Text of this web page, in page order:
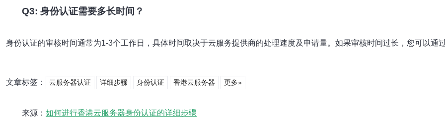
Q3: 身份认证需要多长时间？
身份认证的审核时间通常为1-3个工作日，具体时间取决于云服务提供商的处理速度及申请量。如果审核时间过长，您可以通
文章标签： 云服务器认证 详细步骤 身份认证 香港云服务器 更多»
来源： 如何进行香港云服务器身份认证的详细步骤